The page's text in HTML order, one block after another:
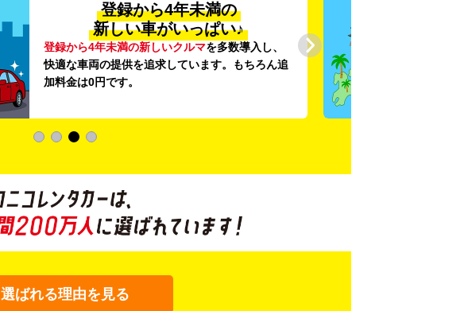
登録から4年未満の
新しい車がいっぱい♪
登録から4年未満の新しいクルマを多数導入し、
快適な車両の提供を追求しています。もちろん追
加料金は0円です。
選ばれる理由を見る